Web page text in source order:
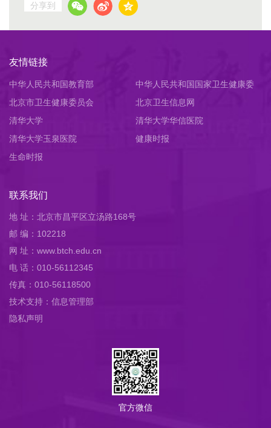
分享到
友情链接
中华人民共和国教育部
中华人民共和国国家卫生健康委
员会
北京市卫生健康委员会
北京卫生信息网
清华大学
清华大学华信医院
清华大学玉泉医院
健康时报
生命时报
联系我们
地 址：北京市昌平区立汤路168号
邮 编：102218
网 址：www.btch.edu.cn
电 话：010-56112345
传真：010-56118500
技术支持：信息管理部
隐私声明
官方微信